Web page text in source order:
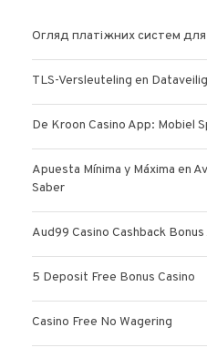
Огляд платіжних систем
TLS-Versleuteling en
De Kroon Casino App: Mobiel
Apuesta Mínima y Máxima en
Saber
Aud99 Casino Cashback Bonus
5 Deposit Free Bonus Casino
Casino Free No Wagering